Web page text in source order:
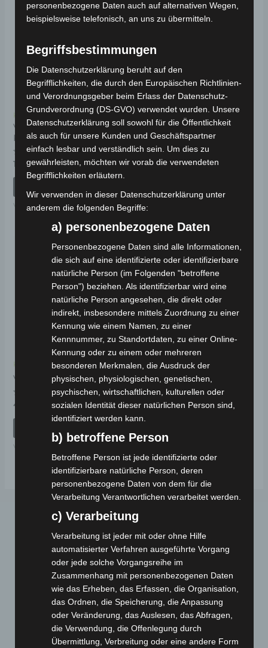
Kostenloser Versand
VSX ANZEIGE
KUNSTSTOFF
Bewertet
mit
0
19,00€ *
VSX
Kostenloser Versand
Bewertet
mit
39,00€
VSX
Kostenloser Versand
VSX SITZBEHÄLTER
Bewertet
0
49,00
VSX
Webseite
Cashback-Aktion
personenbezogene Daten auch auf alternativen Wegen,
beispielsweise telefonisch, an uns zu übermitteln.
Begriffsbestimmungen
Die Datenschutzerklärung beruht auf den
Begrifflichkeiten, die durch den Europäischen Richtlinien-
und Verordnungsgeber beim Erlass der Datenschutz-
Grundverordnung (DS-GVO) verwendet wurden. Unsere
Datenschutzerklärung soll sowohl für die Öffentlichkeit
als auch für unsere Kunden und Geschäftspartner
einfach lesbar und verständlich sein. Um dies zu
gewährleisten, möchten wir vorab die verwendeten
Begrifflichkeiten erläutern.
Wir verwenden in dieser Datenschutzerklärung unter
anderem die folgenden Begriffe:
a) personenbezogene Daten
Personenbezogene Daten sind alle Informationen,
die sich auf eine identifizierte oder identifizierbare
natürliche Person (im Folgenden "betroffene
Person") beziehen. Als identifizierbar wird eine
natürliche Person angesehen, die direkt oder
indirekt, insbesondere mittels Zuordnung zu einer
Kennung wie einem Namen, zu einer
Kennnummer, zu Standortdaten, zu einer Online-
Kennung oder zu einem oder mehreren
besonderen Merkmalen, die Ausdruck der
physischen, physiologischen, genetischen,
psychischen, wirtschaftlichen, kulturellen oder
sozialen Identität dieser natürlichen Person sind,
identifiziert werden kann.
b) betroffene Person
Betroffene Person ist jede identifizierte oder
identifizierbare natürliche Person, deren
personenbezogene Daten von dem für die
Verarbeitung Verantwortlichen verarbeitet werden.
c) Verarbeitung
Verarbeitung ist jeder mit oder ohne Hilfe
automatisierter Verfahren ausgeführte Vorgang
oder jede solche Vorgangsreihe im
Zusammenhang mit personenbezogenen Daten
wie das Erheben, das Erfassen, die Organisation,
das Ordnen, die Speicherung, die Anpassung
oder Veränderung, das Auslesen, das Abfragen,
die Verwendung, die Offenlegung durch
Übermittlung, Verbreitung oder eine andere Form